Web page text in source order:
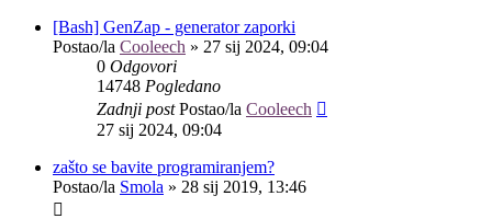
[Bash] GenZap - generator zaporki
Postao/la Cooleech » 27 sij 2024, 09:04
0 Odgovori
14748 Pogledano
Zadnji postPostao/la Cooleech
27 sij 2024, 09:04
zašto se bavite programiranjem?
Postao/la Smola » 28 sij 2019, 13:46